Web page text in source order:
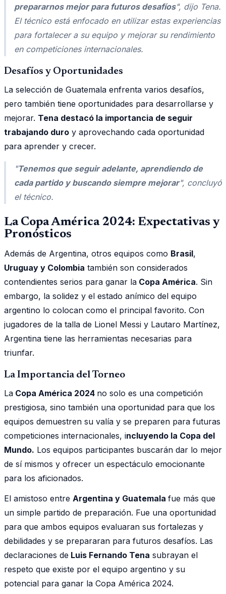
prepararnos mejor para futuros desafíos", dijo Tena.
El técnico está enfocado en utilizar estas experiencias
para fortalecer a su equipo y mejorar su rendimiento
en competiciones internacionales.
Desafíos y Oportunidades
La selección de Guatemala enfrenta varios desafíos,
pero también tiene oportunidades para desarrollarse y
mejorar. Tena destacó la importancia de seguir
trabajando duro y aprovechando cada oportunidad
para aprender y crecer.
"Tenemos que seguir adelante, aprendiendo de
cada partido y buscando siempre mejorar", concluyó
el técnico.
La Copa América 2024: Expectativas y
Pronósticos
Además de Argentina, otros equipos como Brasil,
Uruguay y Colombia también son considerados
contendientes serios para ganar la Copa América. Sin
embargo, la solidez y el estado anímico del equipo
argentino lo colocan como el principal favorito. Con
jugadores de la talla de Lionel Messi y Lautaro Martínez,
Argentina tiene las herramientas necesarias para
triunfar.
La Importancia del Torneo
La Copa América 2024 no solo es una competición
prestigiosa, sino también una oportunidad para que los
equipos demuestren su valía y se preparen para futuras
competiciones internacionales, incluyendo la Copa del
Mundo. Los equipos participantes buscarán dar lo mejor
de sí mismos y ofrecer un espectáculo emocionante
para los aficionados.
El amistoso entre Argentina y Guatemala fue más que
un simple partido de preparación. Fue una oportunidad
para que ambos equipos evaluaran sus fortalezas y
debilidades y se prepararan para futuros desafíos. Las
declaraciones de Luis Fernando Tena subrayan el
respeto que existe por el equipo argentino y su
potencial para ganar la Copa América 2024.